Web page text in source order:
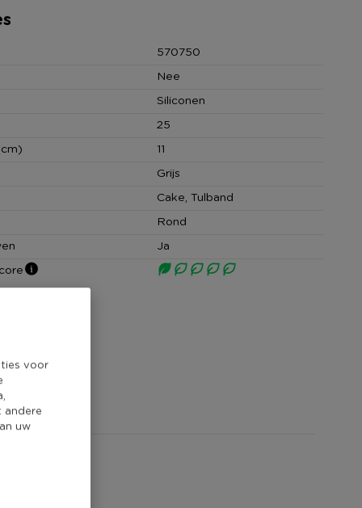
voor
andere
uw
570750
Nee
Siliconen
25
11
Grijs
Cake, Tulband
Rond
Ja